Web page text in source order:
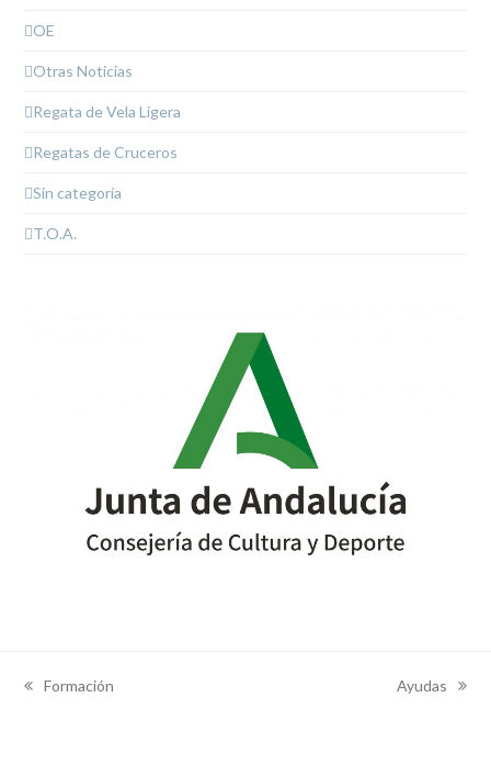
OE
Otras Noticias
Regata de Vela Ligera
Regatas de Cruceros
Sin categoría
T.O.A.
previous
Formación
next
Ayudas